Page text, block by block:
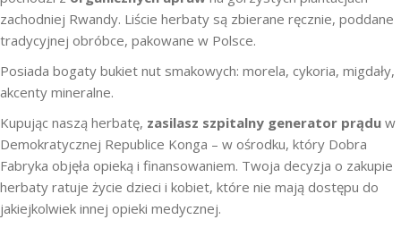
zachodniej Rwandy. Liście herbaty są zbierane ręcznie, poddane
tradycyjnej obróbce, pakowane w Polsce.
Posiada bogaty bukiet nut smakowych: morela, cykoria, migdały,
akcenty mineralne.
Kupując naszą herbatę, zasilasz szpitalny generator prądu w
Demokratycznej Republice Konga – w ośrodku, który Dobra
Fabryka objęła opieką i finansowaniem. Twoja decyzja o zakupie
herbaty ratuje życie dzieci i kobiet, które nie mają dostępu do
jakiejkolwiek innej opieki medycznej.